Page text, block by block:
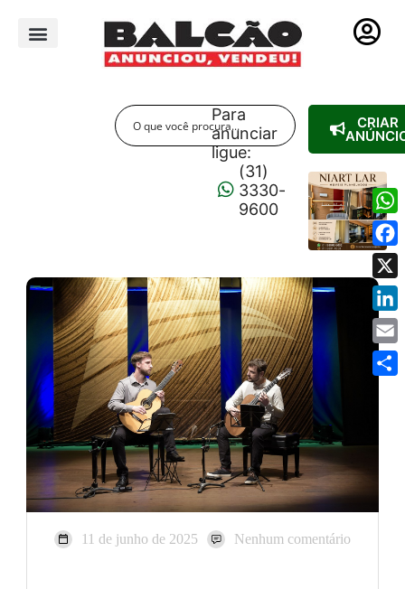
Para
anunciar
ligue:
(31)
3330-
9600
CRIAR
11 de junho de 2025 Nenhum comentário
X